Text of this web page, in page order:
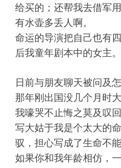
给买的；还帮我去借军
有水壶多丢人啊。
命运的导演把自己也有
后我童年剧本中的女主。
日前与朋友聊天被问及
那年刚出国没几个月时
我嚎哭不止悔之莫及叹回
写大姑于我是个太大的
驭，担心写成了生命不能
如果你和我年龄相仿，